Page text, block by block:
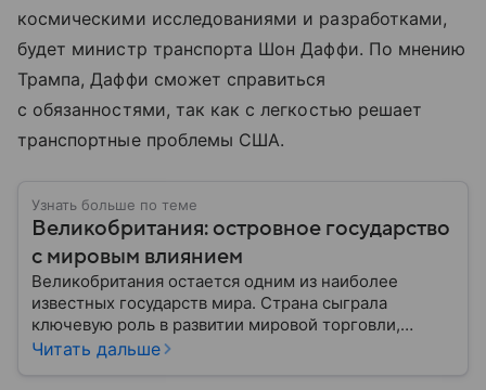
космическими исследованиями и разработками,
будет министр транспорта Шон Даффи. По мнению
Трампа, Даффи сможет справиться
с обязанностями, так как с легкостью решает
транспортные проблемы США.
Узнать больше по теме
Великобритания: островное государство
с мировым влиянием
Великобритания остается одним из наиболее
известных государств мира. Страна сыграла
ключевую роль в развитии мировой торговли,
промышленности, науки и международных
Читать дальше